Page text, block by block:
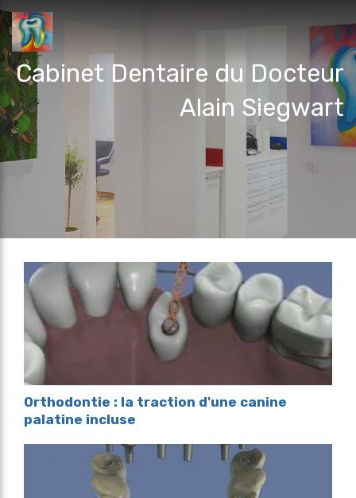
Cabinet Dentaire du Docteur
Alain Siegwart
Orthodontie : la traction d'une canine
palatine incluse